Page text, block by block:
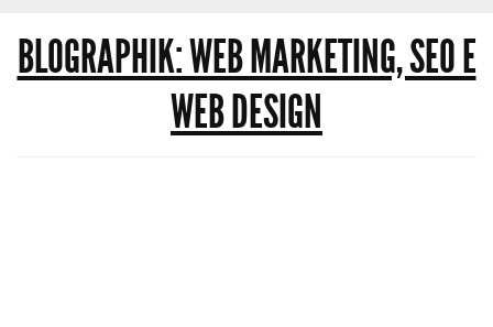
BLOGRAPHIK: WEB MARKETING, SEO E
WEB DESIGN